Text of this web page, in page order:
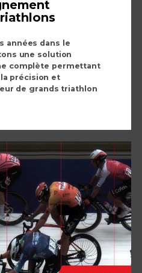
années dans le
une solution
complète permettant
précision et
de grands triathlon